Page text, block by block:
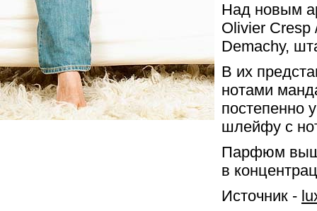
Над новым
Olivier Cresp
Demachy,
В их
нотами
постепенно
шлейфу с
Парфюм
в
Источник -